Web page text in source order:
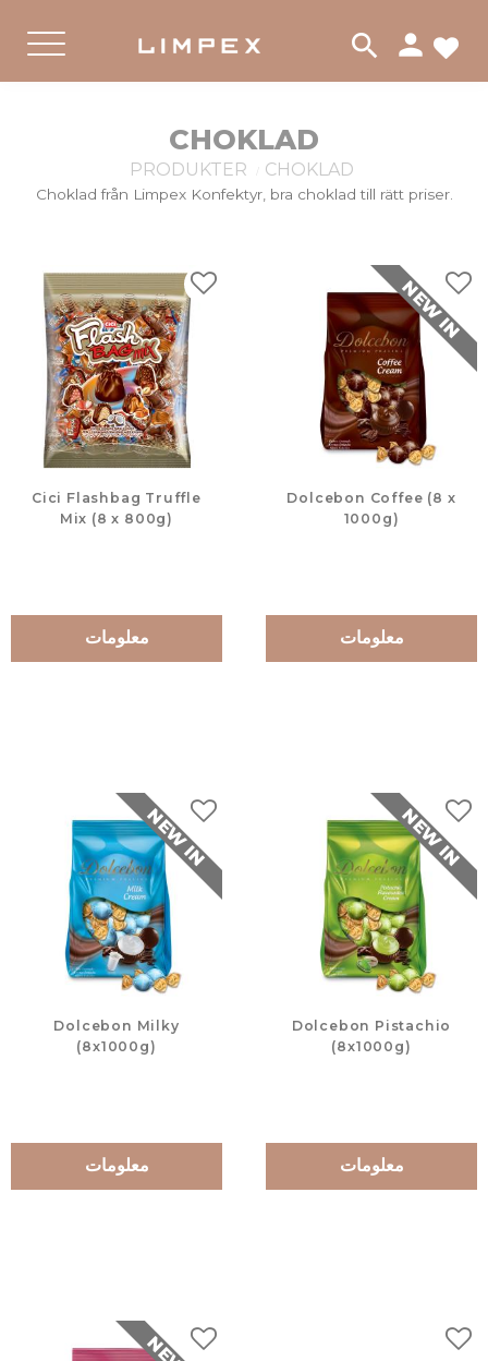
search person
CHOKLAD
PRODUKTER CHOKLAD
Choklad från Limpex Konfektyr, bra choklad till rätt priser.
Cici Flashbag Truffle
Mix (8 x 800g)
إضافة إلى المفضلات
معلومات
Dolcebon Coffee (8 x
1000g)
NEW IN
معلومات
Dolcebon Milky
(8x1000g)
NEW INإضافة إلى المفضلات
معلومات
Dolcebon Pistachio
(8x1000g)
NEW IN
معلومات
إضافة إلى المفضلات